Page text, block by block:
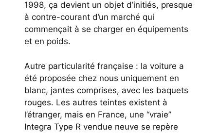
1998, ça devient un objet d’initiés, presque
à contre-courant d’un marché qui
commençait à se charger en équipements
et en poids.
Autre particularité française : la voiture a
été proposée chez nous uniquement en
blanc, jantes comprises, avec les baquets
rouges. Les autres teintes existent à
l’étranger, mais en France, une “vraie”
Integra Type R vendue neuve se repère